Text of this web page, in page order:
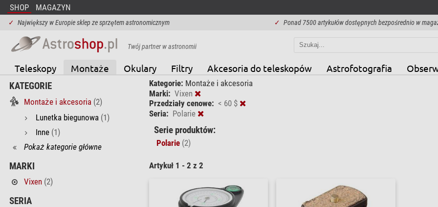
SHOP MAGAZYN
✓ Największy w Europie sklep ze sprzętem astronomicznym ✓ Ponad 7500 artykułów dostępnych bezpośrednio w
Twój partner w astronomii
Teleskopy Montaże Okulary Filtry Akcesoria do teleskopów Astrofotografia
KATEGORIE
Montaże i akcesoria (2)
Lunetka biegunowa (1)
Inne (1)
Pokaż kategorie główne
MARKI
Vixen (2)
SERIA
Kategorie: Montaże i akcesoria
Marki: Vixen
Przedziały cenowe: < 60 $
Seria: Polarie
Serie produktów:
Polarie (2)
Artykuł 1 - 2 z 2